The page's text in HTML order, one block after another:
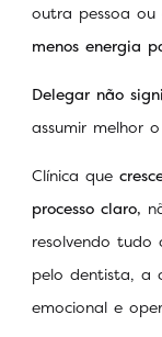
outra pessoa
menos energia
Delegar não
assumir melhor
Clínica que
processo claro,
resolvendo
pelo dentista, a
emocional e